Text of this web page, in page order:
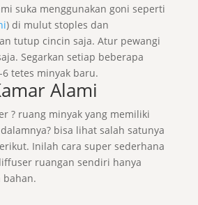
suka menggunakan goni seperti
) di mulut stoples dan
tutup cincin saja. Atur pewangi
Segarkan setiap beberapa
tetes minyak baru.
Alami
? ruang minyak yang memiliki
bisa lihat salah satunya
Inilah cara super sederhana
ruangan sendiri hanya
bahan.